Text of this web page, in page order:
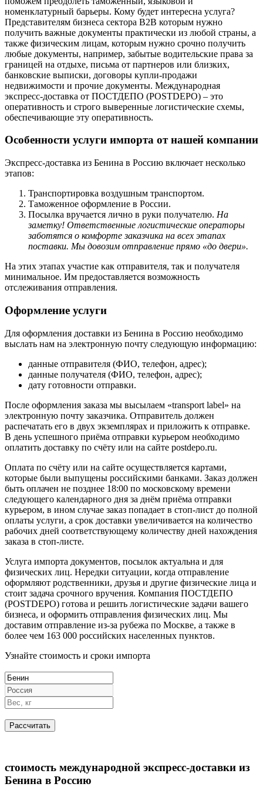
номенклатурный барьеры. Кому будет интересна услуга?
Представителям бизнеса сектора В2В которым нужно
получить важные документы практически из любой страны, а
также физическим лицам, которым нужно срочно получить
любые документы, например, забытые водительские права за
границей на отдыхе, письма от партнеров или близких,
банковские выписки, договоры купли-продажи
недвижимости и прочие документы. Международная
экспресс-доставка от ПОСТДЕПО (POSTDEPO) – это
оперативность и строго выверенные логистические схемы,
обеспечивающие эту оперативность.
Особенности услуги импорта от нашей компании
Экспресс-доставка из Бенина в Россию включает несколько
этапов:
Транспортировка воздушным транспортом.
Таможенное оформление в России.
Посылка вручается лично в руки получателю. На
заметку! Ответственные логистические операторы
заботятся о комфорте заказчика на всех этапах
поставки. Мы довозим отправление прямо «до двери».
На этих этапах участие как отправителя, так и получателя
минимальное. Им предоставляется возможность
отслеживания отправления.
Оформление услуги
Для оформления доставки из Бенина в Россию необходимо
выслать нам на электронную почту следующую информацию:
данные отправителя (ФИО, телефон, адрес);
данные получателя (ФИО, телефон, адрес);
дату готовности отправки.
После оформления заказа мы высылаем «transport label» на
электронную почту заказчика. Отправитель должен
распечатать его в двух экземплярах и приложить к отправке.
В день успешного приёма отправки курьером необходимо
оплатить доставку по счёту или на сайте postdepo.ru.
Оплата по счёту или на сайте осуществляется картами,
которые были выпущены российскими банками. Заказ должен
быть оплачен не позднее 18:00 по московскому времени
следующего календарного дня за днём приёма отправки
курьером, в ином случае заказ попадает в стоп-лист до полной
оплаты услуги, а срок доставки увеличивается на количество
рабочих дней соответствующему количеству дней нахождения
заказа в стоп-листе.
Услуга импорта документов, посылок актуальна и для
физических лиц. Нередки ситуации, когда отправление
оформляют родственники, друзья и другие физические лица и
стоит задача срочного вручения. Компания ПОСТДЕПО
(POSTDEPO) готова и решить логистические задачи вашего
бизнеса, и оформить отправления физических лиц. Мы
доставим отправление из-за рубежа по Москве, а также в
более чем 163 000 российских населенных пунктов.
Узнайте стоимость и сроки импорта
стоимость международной экспресс-доставки из
Бенина в Россию